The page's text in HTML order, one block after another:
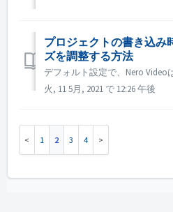
プロジェクトの書き込み
ズを調整する方法
火, 11 5月, 2021 で 12:26 午後
1 2 3 4